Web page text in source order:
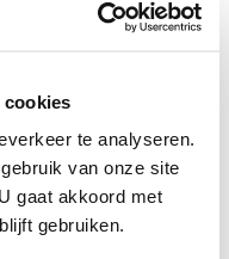
cookies
te analyseren.
van onze site
gaat akkoord met
gebruiken.
van personalisatie en
mogelijk op een
kunt wisselen.